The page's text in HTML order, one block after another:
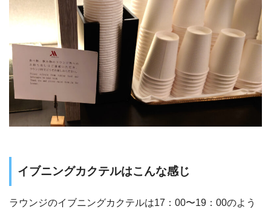
イブニングカクテルはこんな感じ
ラウンジのイブニングカクテルは17：00〜19：00のよう